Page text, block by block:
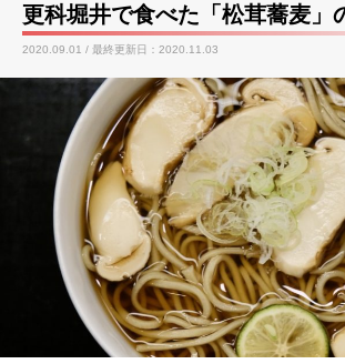
更科堀井で食べた「松茸蕎麦」
2020.09.01 / 最終更新日：2020.11.03